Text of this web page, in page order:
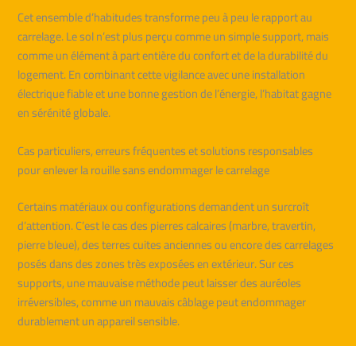
Cet ensemble d’habitudes transforme peu à peu le rapport au
carrelage. Le sol n’est plus perçu comme un simple support, mais
comme un élément à part entière du confort et de la durabilité du
logement. En combinant cette vigilance avec une installation
électrique fiable et une bonne gestion de l’énergie, l’habitat gagne
en sérénité globale.
Cas particuliers, erreurs fréquentes et solutions responsables
pour enlever la rouille sans endommager le carrelage
Certains matériaux ou configurations demandent un surcroît
d’attention. C’est le cas des pierres calcaires (marbre, travertin,
pierre bleue), des terres cuites anciennes ou encore des carrelages
posés dans des zones très exposées en extérieur. Sur ces
supports, une mauvaise méthode peut laisser des auréoles
irréversibles, comme un mauvais câblage peut endommager
durablement un appareil sensible.